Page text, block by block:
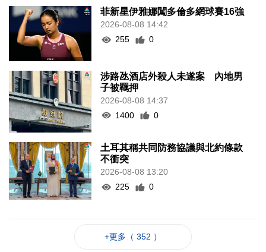
菲新星伊雅娜闖多倫多網球賽16強
2026-08-08 14:42
255
0
涉路氹酒店外殺人未遂案 內地男
子被羈押
2026-08-08 14:37
1400
0
土耳其稱共同防務協議與北約條款
不衝突
2026-08-08 13:20
225
0
+更多（ 352 ）